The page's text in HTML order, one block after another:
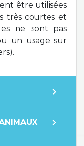
être utilisées
très courtes et
ne sont pas
un usage sur
expand_more
expand_more